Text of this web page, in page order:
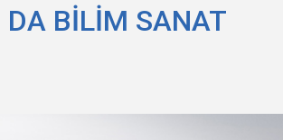
DA BİLİM SANAT